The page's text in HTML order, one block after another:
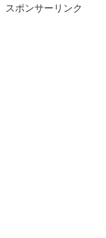
スポンサーリンク